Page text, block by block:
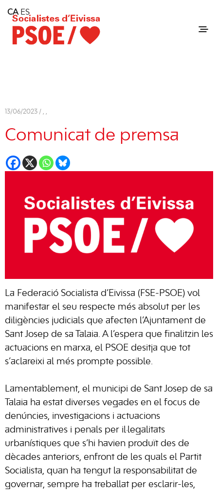
Consell Insular d'Eivissa
Services
Contact
13/06/2023 / , ,
Comunicat de premsa
La Federació Socialista d’Eivissa (FSE-PSOE) vol
manifestar el seu respecte més absolut per les
diligències judicials que afecten l’Ajuntament de
Sant Josep de sa Talaia. A l’espera que finalitzin les
actuacions en marxa, el PSOE desitja que tot
s’aclareixi al més prompte possible.
Lamentablement, el municipi de Sant Josep de sa
Talaia ha estat diverses vegades en el focus de
denúncies, investigacions i actuacions
administratives i penals per il·legalitats
urbanístiques que s’hi havien produït des de
dècades anteriors, enfront de les quals el Partit
Socialista, quan ha tengut la responsabilitat de
governar, sempre ha treballat per esclarir-les,
CA ES